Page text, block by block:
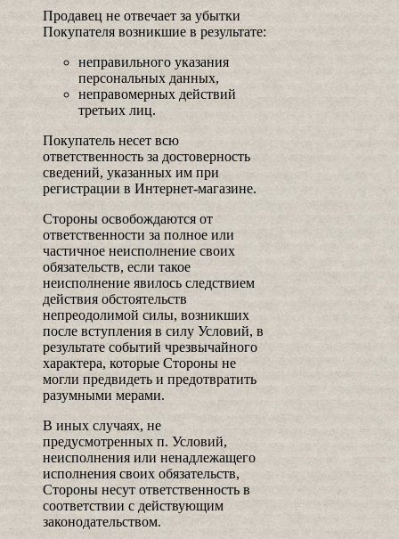
Продавец не отвечает за убытки
Покупателя возникшие в результате:
неправильного указания
персональных данных,
неправомерных действий
третьих лиц.
Покупатель несет всю
ответственность за достоверность
сведений, указанных им при
регистрации в Интернет-магазине.
Стороны освобождаются от
ответственности за полное или
частичное неисполнение своих
обязательств, если такое
неисполнение явилось следствием
действия обстоятельств
непреодолимой силы, возникших
после вступления в силу Условий, в
результате событий чрезвычайного
характера, которые Стороны не
могли предвидеть и предотвратить
разумными мерами.
В иных случаях, не
предусмотренных п. Условий,
неисполнения или ненадлежащего
исполнения своих обязательств,
Стороны несут ответственность в
соответствии с действующим
законодательством.